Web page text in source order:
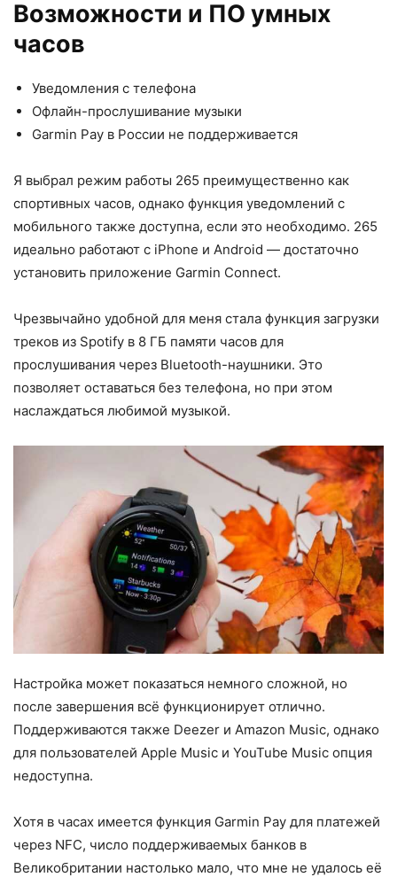
Возможности и ПО умных
часов
Уведомления с телефона
Офлайн-прослушивание музыки
Garmin Pay в России не поддерживается
Я выбрал режим работы 265 преимущественно как
спортивных часов, однако функция уведомлений с
мобильного также доступна, если это необходимо. 265
идеально работают с iPhone и Android — достаточно
установить приложение Garmin Connect.
Чрезвычайно удобной для меня стала функция загрузки
треков из Spotify в 8 ГБ памяти часов для
прослушивания через Bluetooth-наушники. Это
позволяет оставаться без телефона, но при этом
наслаждаться любимой музыкой.
Настройка может показаться немного сложной, но
после завершения всё функционирует отлично.
Поддерживаются также Deezer и Amazon Music, однако
для пользователей Apple Music и YouTube Music опция
недоступна.
Хотя в часах имеется функция Garmin Pay для платежей
через NFC, число поддерживаемых банков в
Великобритании настолько мало, что мне не удалось её